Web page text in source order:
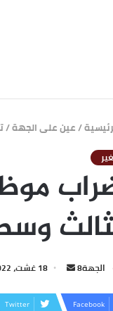
/عين على الجهة/
الجهة8 18 غشت، 2022
Facebook
Twitter